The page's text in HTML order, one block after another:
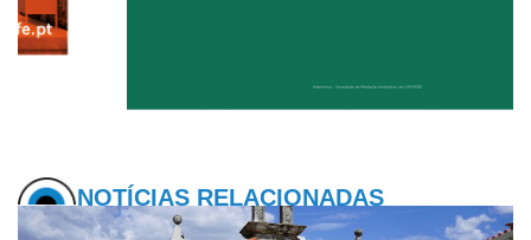
NOTÍCIAS RELACIONADAS